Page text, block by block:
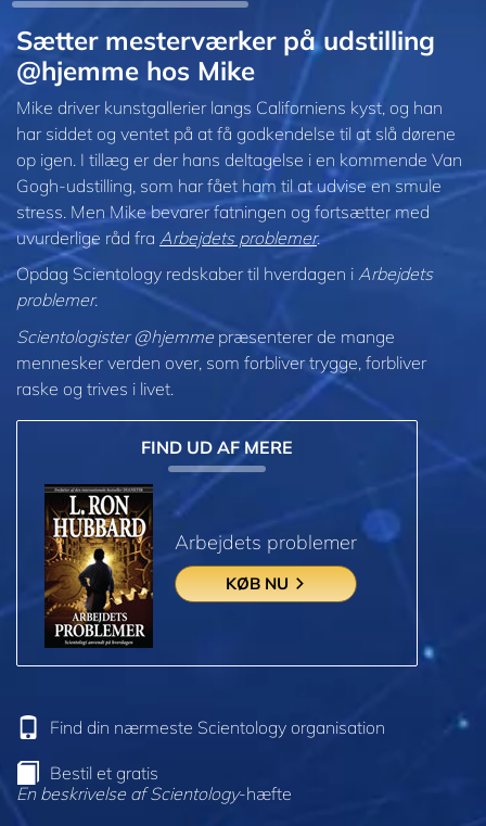
Sætter mesterværker på udstilling
@hjemme hos Mike
Mike driver kunstgallerier langs Californiens kyst, og han
har siddet og ventet på at få godkendelse til at slå dørene
op igen. I tillæg er der hans deltagelse i en kommende Van
Gogh-udstilling, som har fået ham til at udvise en smule
stress. Men Mike bevarer fatningen og fortsætter med
uvurderlige råd fra Arbejdets problemer.
Opdag Scientology redskaber til hverdagen i Arbejdets
problemer.
Scientologister @hjemmepræsenterer de mange
mennesker verden over, som forbliver trygge, forbliver
raske og trives i livet.
FIND UD AF MERE
Arbejdets problemer
KØB NU
Find din nærmeste Scientology organisation
Bestil et gratis
En beskrivelse af Scientology-hæfte